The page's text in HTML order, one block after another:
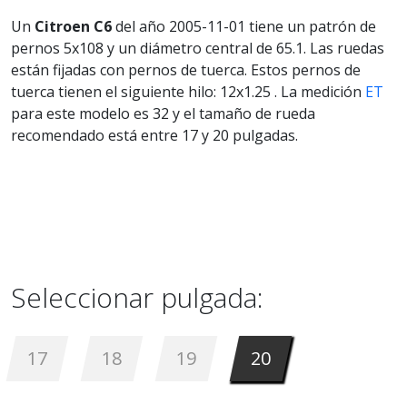
Un Citroen C6del año 2005-11-01 tiene un patrón de
pernos 5x108 y un diámetro central de 65.1. Las ruedas
están fijadas con pernos de tuerca. Estos pernos de
tuerca tienen el siguiente hilo: 12x1.25 . La medición ET
para este modelo es 32 y el tamaño de rueda
recomendado está entre 17 y 20 pulgadas.
Seleccionar pulgada:
17 18 19 20